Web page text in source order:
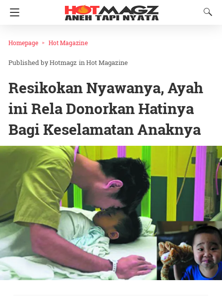
Homepage Hot Magazine
Hotmagz inHot Magazine
Resikokan Nyawanya, Ayah
ini Rela Donorkan Hatinya
Bagi Keselamatan Anaknya